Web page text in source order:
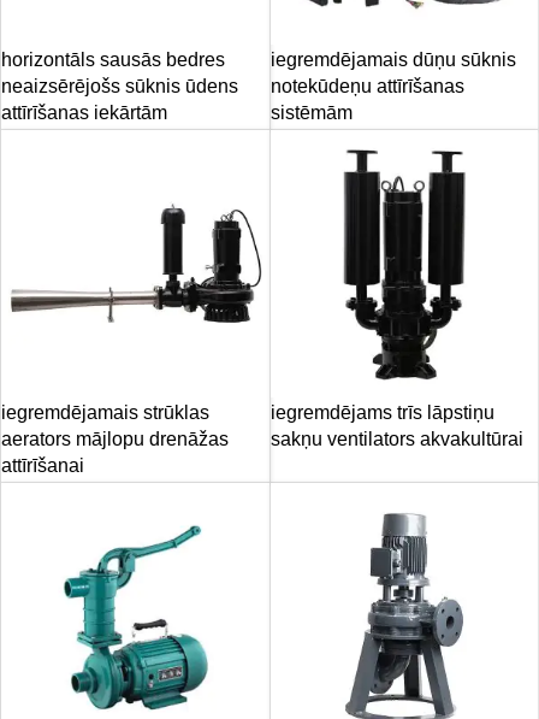
horizontāls sausās bedres
neaizsērējošs sūknis ūdens
attīrīšanas iekārtām
iegremdējamais dūņu sūknis
notekūdeņu attīrīšanas
sistēmām
iegremdējamais strūklas
aerators mājlopu drenāžas
attīrīšanai
iegremdējams trīs lāpstiņu
sakņu ventilators akvakultūrai